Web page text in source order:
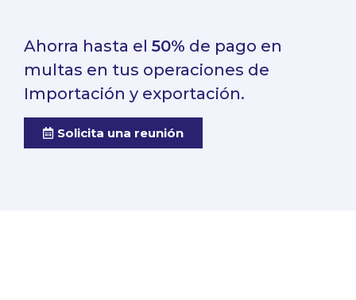
Ahorra hasta el 50% de pago en
multas en tus operaciones de
Importación y exportación.
Solicita una reunión